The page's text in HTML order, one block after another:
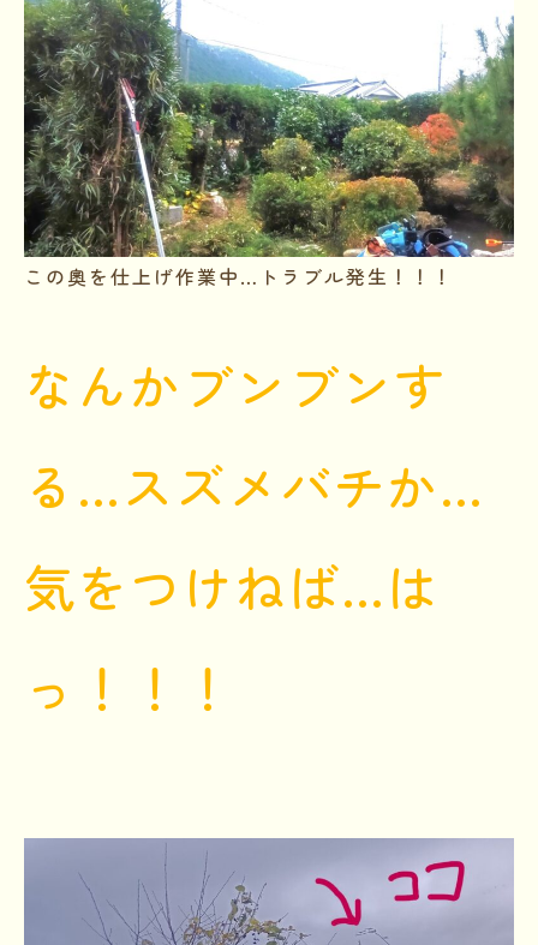
この奧を仕上げ作業中…トラブル発生！！！
なんかブンブンす
る…スズメバチか…
気をつけねば…は
っ！！！